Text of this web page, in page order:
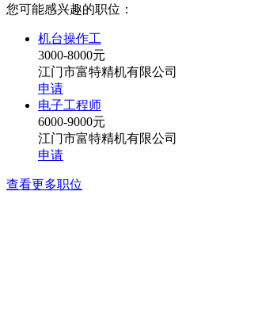
您可能感兴趣的职位：
机台操作工
3000-8000元
江门市富特精机有限公司
申请
电子工程师
6000-9000元
江门市富特精机有限公司
申请
查看更多职位